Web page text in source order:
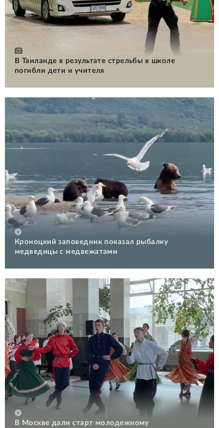
В Таиланде в результате стрельбы в школе
погибли дети и учителя
Кроноцкий заповедник показал рыбалку
медведицы с медвежатами
В Москве дали старт молодежному